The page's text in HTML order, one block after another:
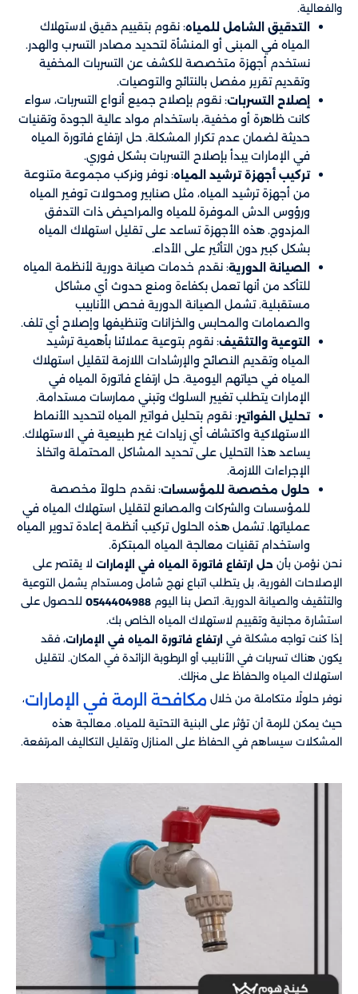
والفعالية.
التدقيق الشامل للمياه: نقوم بتقييم دقيق لاستهلاك
المياه في المبنى أو المنشأة لتحديد مصادر التسرب والهدر.
نستخدم أجهزة متخصصة للكشف عن التسربات المخفية
وتقديم تقرير مفصل بالنتائج والتوصيات.
إصلاح التسربات: نقوم بإصلاح جميع أنواع التسربات، سواء
كانت ظاهرة أو مخفية، باستخدام مواد عالية الجودة وتقنيات
حديثة لضمان عدم تكرار المشكلة. حل ارتفاع فاتورة المياه
في الإمارات يبدأ بإصلاح التسربات بشكل فوري.
تركيب أجهزة ترشيد المياه: نوفر ونركب مجموعة متنوعة
من أجهزة ترشيد المياه، مثل صنابير ومحولات توفير المياه
ورؤوس الدش الموفرة للمياه والمراحيض ذات التدفق
المزدوج. هذه الأجهزة تساعد على تقليل استهلاك المياه
بشكل كبير دون التأثير على الأداء.
الصيانة الدورية: نقدم خدمات صيانة دورية لأنظمة المياه
للتأكد من أنها تعمل بكفاءة ومنع حدوث أي مشاكل
مستقبلية. تشمل الصيانة الدورية فحص الأنابيب
والصمامات والمحابس والخزانات وتنظيفها وإصلاح أي تلف.
التوعية والتثقيف: نقوم بتوعية عملائنا بأهمية ترشيد
المياه وتقديم النصائح والإرشادات اللازمة لتقليل استهلاك
المياه في حياتهم اليومية. حل ارتفاع فاتورة المياه في
الإمارات يتطلب تغيير السلوك وتبني ممارسات مستدامة.
تحليل الفواتير: نقوم بتحليل فواتير المياه لتحديد الأنماط
الاستهلاكية واكتشاف أي زيادات غير طبيعية في الاستهلاك.
يساعد هذا التحليل على تحديد المشاكل المحتملة واتخاذ
الإجراءات اللازمة.
حلول مخصصة للمؤسسات: نقدم حلولاً مخصصة
للمؤسسات والشركات والمصانع لتقليل استهلاك المياه في
عملياتها. تشمل هذه الحلول تركيب أنظمة إعادة تدوير المياه
واستخدام تقنيات معالجة المياه المبتكرة.
نحن نؤمن بأن حل ارتفاع فاتورة المياه في الإمارات لا يقتصر على
الإصلاحات الفورية، بل يتطلب اتباع نهج شامل ومستدام يشمل التوعية
والتثقيف والصيانة الدورية. اتصل بنا اليوم 0544404988 للحصول على
استشارة مجانية وتقييم لاستهلاك المياه الخاص بك.
إذا كنت تواجه مشكلة في ارتفاع فاتورة المياه في الإمارات، فقد
يكون هناك تسربات في الأنابيب أو الرطوبة الزائدة في المكان. لتقليل
استهلاك المياه والحفاظ على منزلك.
نوفر حلولًا متكاملة من خلال مكافحة الرمة في الإمارات،
حيث يمكن للرمة أن تؤثر على البنية التحتية للمياه. معالجة هذه
المشكلات سيساهم في الحفاظ على المنازل وتقليل التكاليف المرتفعة.